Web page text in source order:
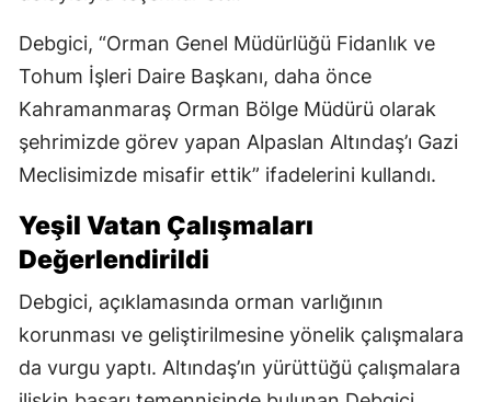
Debgici, “Orman Genel Müdürlüğü Fidanlık ve
Tohum İşleri Daire Başkanı, daha önce
Kahramanmaraş Orman Bölge Müdürü olarak
şehrimizde görev yapan Alpaslan Altındaş’ı Gazi
Meclisimizde misafir ettik” ifadelerini kullandı.
Yeşil Vatan Çalışmaları
Değerlendirildi
Debgici, açıklamasında orman varlığının
korunması ve geliştirilmesine yönelik çalışmalara
da vurgu yaptı. Altındaş’ın yürüttüğü çalışmalara